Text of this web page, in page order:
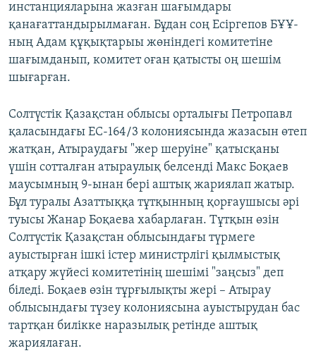
инстанцияларына жазған шағымдары
қанағаттандырылмаған. Бұдан соң Есіргепов БҰҰ-
ның Адам құқықтарыы жөніндегі комитетіне
шағымданып, комитет оған қатысты оң шешім
шығарған.
Солтүстік Қазақстан облысы орталығы Петропавл
қаласындағы ЕС-164/3 колониясында жазасын өтеп
жатқан, Атыраудағы "жер шеруіне" қатысқаны
үшін сотталған атыраулық белсенді Макс Боқаев
маусымның 9-ынан бері аштық жариялап жатыр.
Бұл туралы Азаттыққа тұтқынның қорғаушысы әрі
туысы Жанар Боқаева хабарлаған. Тұтқын өзін
Солтүстік Қазақстан облысындағы түрмеге
ауыстырған ішкі істер министрлігі қылмыстық
атқару жүйесі комитетінің шешімі "заңсыз" деп
біледі. Боқаев өзін тұрғылықты жері – Атырау
облысындағы түзеу колониясына ауыстырудан бас
тартқан билікке наразылық ретінде аштық
жариялаған.